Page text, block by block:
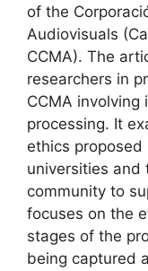
of the
Audiovisuals
CCMA). The
researchers in
CCMA involving
processing. It
ethics
universities and
community to
focuses on the
stages of the
being captured